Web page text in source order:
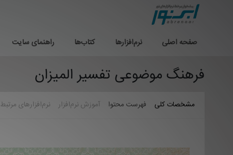
صفحه اصلی نرم‌افزارها کتاب‌ها راهنمای سایت
فرهنگ موضوعی تفسیر المیزان
مشخصات کلی فهرست محتوا آموزش نرم‌افزار نرم‌افزارهای مرتبط